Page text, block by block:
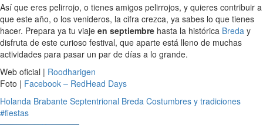
Así que eres pelirrojo, o tienes amigos pelirrojos, y quieres contribuir a
que este año, o los venideros, la cifra crezca, ya sabes lo que tienes
hacer. Prepara ya tu viaje en septiembre hasta la histórica Breda y
disfruta de este curioso festival, que aparte está lleno de muchas
actividades para pasar un par de días a lo grande.
Web oficial | Roodharigen
Foto | Facebook – RedHead Days
Holanda Brabante Septentrional Breda Costumbres y tradiciones
#fiestas